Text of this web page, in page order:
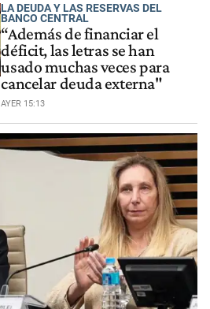
LA DEUDA Y LAS RESERVAS DEL
BANCO CENTRAL
“Además de financiar el
déficit, las letras se han
usado muchas veces para
cancelar deuda externa"
AYER 15:13